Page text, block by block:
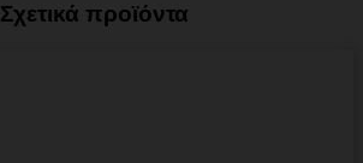
Σχετικά προϊόντα